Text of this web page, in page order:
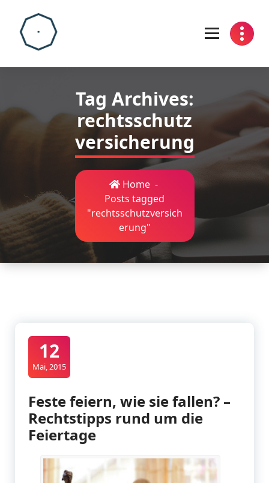
content
Tag Archives:
rechtsschutz
versicherung
Home-
Posts tagged
"rechtsschutzversich
erung"
12
Mai, 2015
Feste feiern, wie sie fallen? –
Rechtstipps rund um die
Feiertage